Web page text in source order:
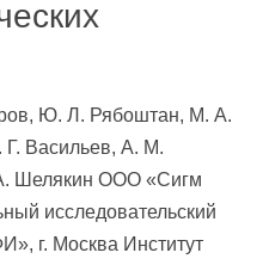
Ю. Л. Рябоштан, М. А.
Васильев, А. М.
Шелякин ООО «Сигм
исследовательский
г. Москва Институт